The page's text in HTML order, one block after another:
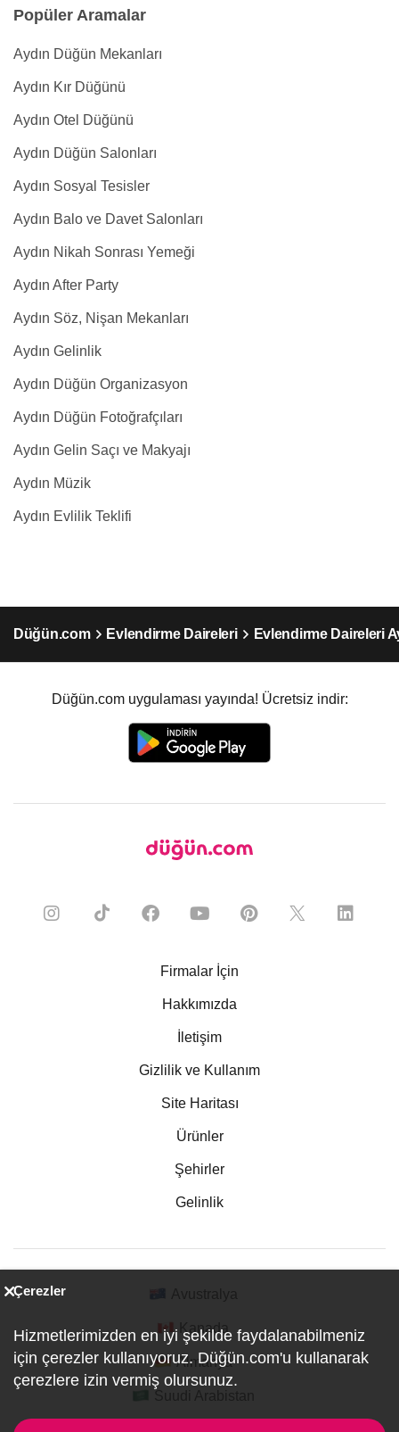
Popüler Aramalar
Aydın Düğün Mekanları
Aydın Kır Düğünü
Aydın Otel Düğünü
Aydın Düğün Salonları
Aydın Sosyal Tesisler
Aydın Balo ve Davet Salonları
Aydın Nikah Sonrası Yemeği
Aydın After Party
Aydın Söz, Nişan Mekanları
Aydın Gelinlik
Aydın Düğün Organizasyon
Aydın Düğün Fotoğrafçıları
Aydın Gelin Saçı ve Makyajı
Aydın Müzik
Aydın Evlilik Teklifi
Düğün.com Evlendirme Daireleri Evlendirme Daireleri
Düğün.com uygulaması yayında! Ücretsiz indir:
Firmalar İçin
Hakkımızda
İletişim
Gizlilik ve Kullanım
Site Haritası
Ürünler
Şehirler
Gelinlik
Kanada
Almanya
Çerezler
Hizmetlerimizden en iyi şekilde faydalanabilmeniz
için çerezler kullanıyoruz. Düğün.com'u kullanarak
çerezlere izin vermiş olursunuz.